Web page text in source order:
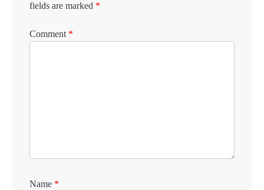
fields are marked *
Comment *
Name *